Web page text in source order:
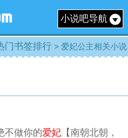
小说吧导航
门书签排行 > 爱妃公主相关小说
不做你的爱妃 【南朝北朝，